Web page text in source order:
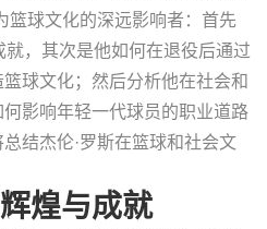
篮球文化的深远影响者：首先
，其次是他如何在退役后通过
球文化；然后分析他在社会和
影响年轻一代球员的职业道路
结杰伦·罗斯在篮球和社会文
煌与成就